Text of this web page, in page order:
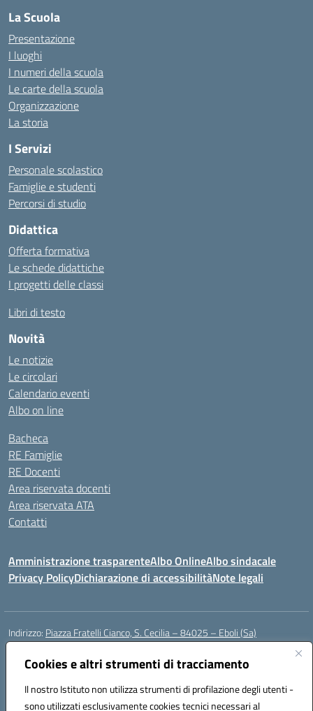
Cookies e altri strumenti di tracciamento
Il nostro Istituto non utilizza strumenti di profilazione degli utenti -
sono utilizzati esclusivamente cookies tecnici necessari al
La Scuola
Presentazione
I luoghi
I numeri della scuola
Le carte della scuola
Organizzazione
La storia
I Servizi
Personale scolastico
Famiglie e studenti
Percorsi di studio
Didattica
Offerta formativa
Le schede didattiche
I progetti delle classi
Libri di testo
Novità
Le notizie
Le circolari
Calendario eventi
Albo on line
Bacheca
RE Famiglie
RE Docenti
Area riservata docenti
Area riservata ATA
Contatti
Amministrazione trasparenteAlbo OnlineAlbo sindacale
Privacy PolicyDichiarazione di accessibilitàNote legali
Indirizzo: Piazza Fratelli Cianco, S. Cecilia – 84025 – Eboli (Sa)
Centralino:
Posta elettronica certificata (PEC):saic81900c@pec.istruzione.it
Codice fiscale: 91028680659
Codice meccanografico:SAIC81900C